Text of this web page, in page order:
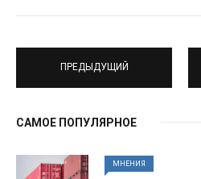
ПРЕДЫДУЩИЙ
САМОЕ ПОПУЛЯРНОЕ
МНЕНИЯ